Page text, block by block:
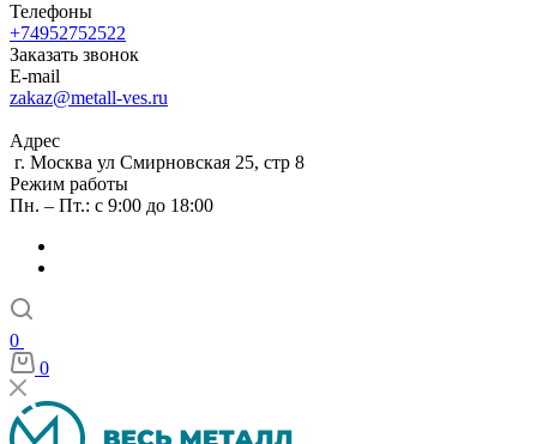
Телефоны
+74952752522
Заказать звонок
E-mail
zakaz@metall-ves.ru
Адрес
г. Москва ул Смирновская 25, стр 8
Режим работы
Пн. – Пт.: с 9:00 до 18:00
0
0